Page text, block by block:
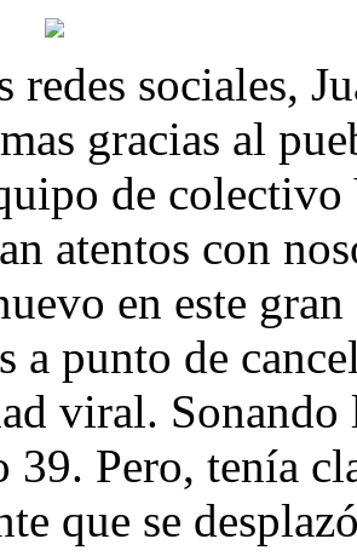
redes sociales,
gracias al
de
atentos con
en este
a punto de
viral.
39. Pero, tenía
que se